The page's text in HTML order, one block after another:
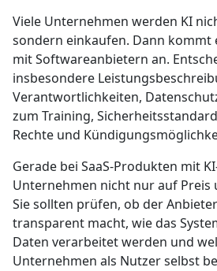
Viele Unternehmen werden KI
sondern einkaufen. Dann kommt
mit Softwareanbietern an.
insbesondere
Verantwortlichkeiten,
zum Training,
Rechte und
Gerade bei SaaS-Produkten mit
Unternehmen nicht nur auf Preis
Sie sollten prüfen, ob der
transparent macht, wie das
Daten verarbeitet werden und
Unternehmen als Nutzer selbst